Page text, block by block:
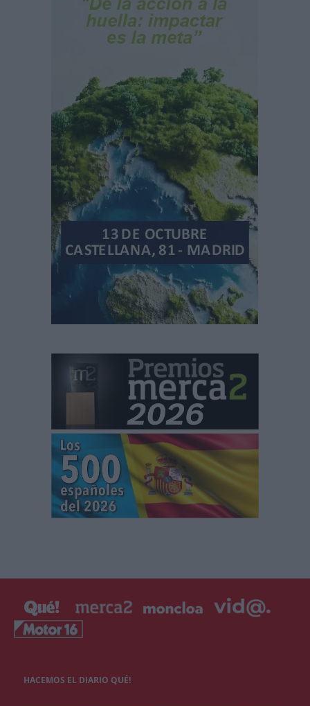
HACEMOS EL DIARIO QUÉ!